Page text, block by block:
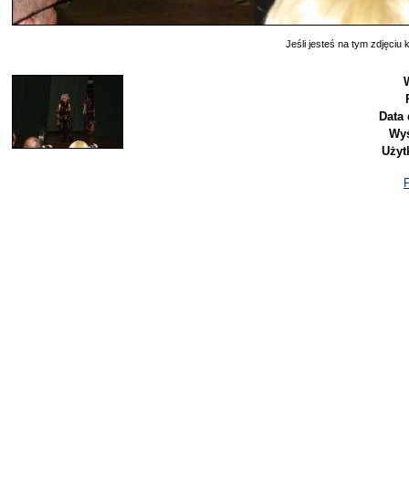
Jeśli jesteś na tym zdjęciu
Data